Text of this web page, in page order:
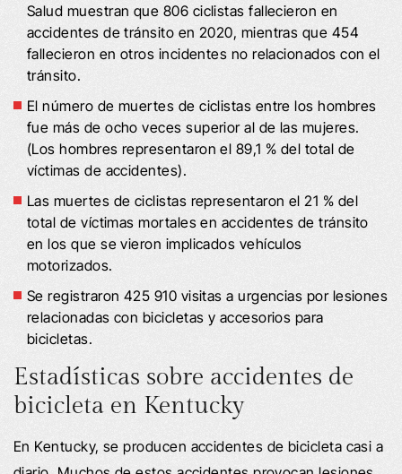
Salud muestran que 806 ciclistas fallecieron en
accidentes de tránsito en 2020, mientras que 454
fallecieron en otros incidentes no relacionados con el
tránsito.
El número de muertes de ciclistas entre los hombres
fue más de ocho veces superior al de las mujeres.
(Los hombres representaron el 89,1 % del total de
víctimas de accidentes).
Las muertes de ciclistas representaron el 21 % del
total de víctimas mortales en accidentes de tránsito
en los que se vieron implicados vehículos
motorizados.
Se registraron 425 910 visitas a urgencias por lesiones
relacionadas con bicicletas y accesorios para
bicicletas.
Estadísticas sobre accidentes de
bicicleta en Kentucky
En Kentucky, se producen accidentes de bicicleta casi a